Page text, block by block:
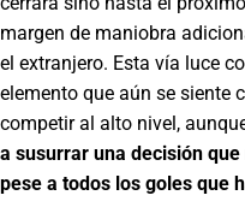
margen de maniobra
el extranjero. Esta vía luce
elemento que aún se siente
competir al alto nivel,
a susurrar una decisión
pese a todos los goles que